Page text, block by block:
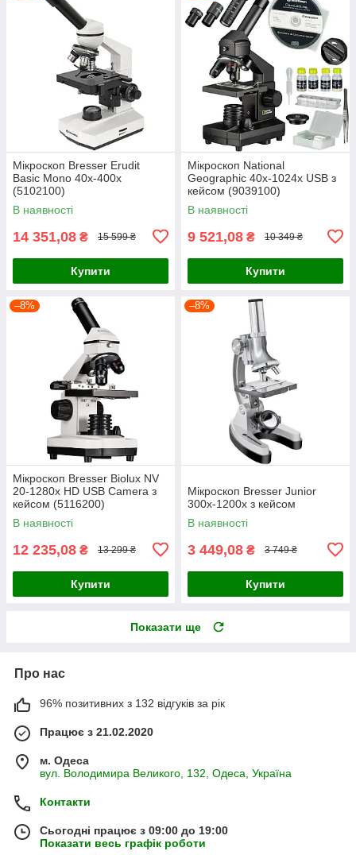
Мікроскоп Bresser Erudit
Basic Mono 40x-400x
(5102100)
В наявності
14 351,08 ₴ 15 599 ₴
Купити
Мікроскоп National
Geographic 40x-1024x USB з
кейсом (9039100)
В наявності
9 521,08 ₴ 10 349 ₴
Купити
–8%
Мікроскоп Bresser Biolux NV
20-1280x HD USB Camera з
кейсом (5116200)
В наявності
12 235,08 ₴ 13 299 ₴
Купити
–8%
Мікроскоп Bresser Junior
300x-1200x з кейсом
В наявності
3 449,08 ₴ 3 749 ₴
Купити
Показати ще
Про нас
96% позитивних з 132 відгуків за рік
Працює з 21.02.2020
м. Одеса
вул. Володимира Великого, 132, Одеса, Україна
Контакти
Сьогодні працює з 09:00 до 19:00
Показати весь графік роботи